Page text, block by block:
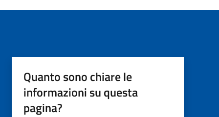
Quanto sono chiare le
informazioni su questa
pagina?